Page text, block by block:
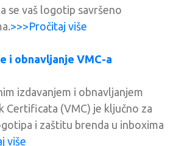
se vaš logotip savršeno
>>>Pročitaj više
i obnavljanje VMC-a
izdavanjem i obnavljanjem
Certificata (VMC) je ključno za
i zaštitu brenda u inboxima
više